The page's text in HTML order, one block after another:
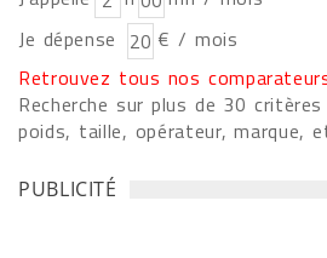
Je dépense
€ / mois
Retrouvez tous nos
Recherche sur plus de 30
poids, taille, opérateur, marque,
PUBLICITÉ